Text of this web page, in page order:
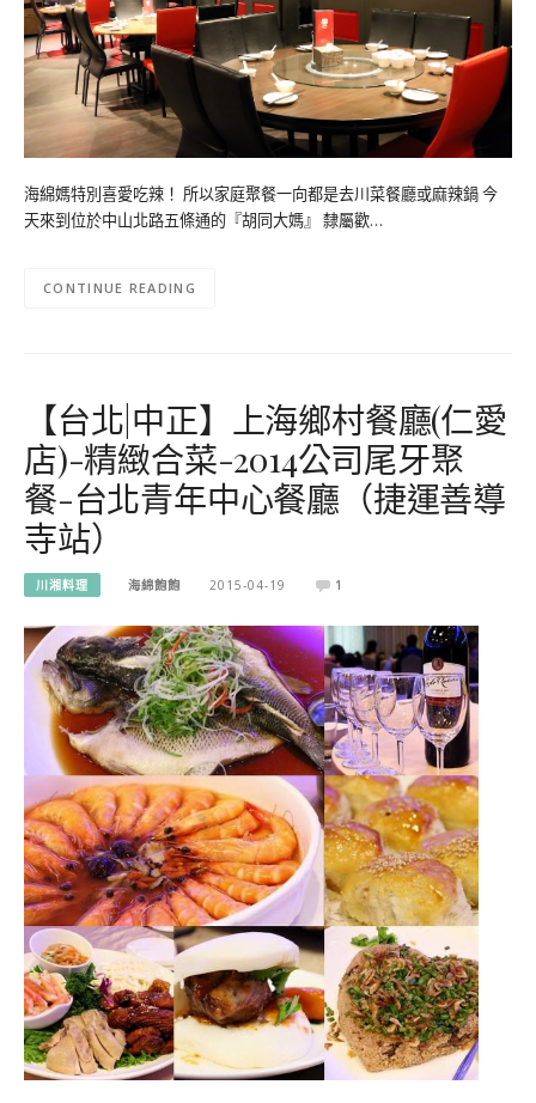
海綿媽特別喜愛吃辣！ 所以家庭聚餐一向都是去川菜餐廳或麻辣鍋 今
天來到位於中山北路五條通的『胡同大媽』 隸屬歡…
CONTINUE READING
【台北|中正】上海鄉村餐廳(仁愛
店)-精緻合菜-2014公司尾牙聚
餐-台北青年中心餐廳（捷運善導
寺站）
川湘料理 海綿飽飽 2015-04-19 1